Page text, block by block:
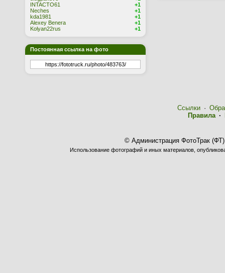
INTACTO61
+1
Neches
+1
kda1981
+1
Alexey Benera
+1
Kolyan22rus
+1
Постоянная ссылка на фото
Ссылки·
Правила·
© Администрация ФотоТрак
Использование фотографий и иных материалов,